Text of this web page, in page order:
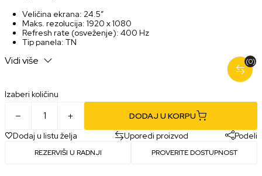
Veličina ekrana: 24.5″
Maks. rezolucija: 1920 x 1080
Refresh rate (osveženje): 400 Hz
Tip panela: TN
Vidi više
Izaberi količinu
DODAJ U KORPU
Dodaj u listu želja
Uporedi proizvod Podeli
REZERVIŠI U RADNJI PROVERITE DOSTUPNOST
(0)